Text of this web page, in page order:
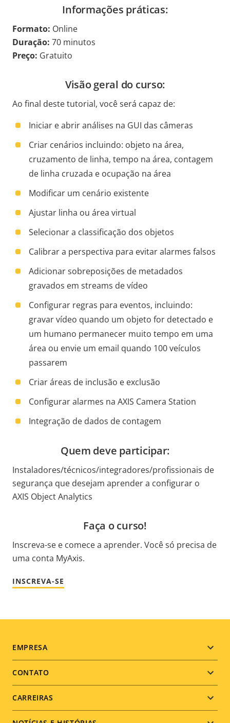
Informações práticas:
Formato: Online
Duração: 70 minutos
Preço: Gratuito
Visão geral do curso:
Ao final deste tutorial, você será capaz de:
Iniciar e abrir análises na GUI das câmeras
Criar cenários incluindo: objeto na área,
cruzamento de linha, tempo na área, contagem
de linha cruzada e ocupação na área
Modificar um cenário existente
Ajustar linha ou área virtual
Selecionar a classificação dos objetos
Calibrar a perspectiva para evitar alarmes falsos
Adicionar sobreposições de metadados
gravados em streams de vídeo
Configurar regras para eventos, incluindo:
gravar vídeo quando um objeto for detectado e
um humano permanecer muito tempo em uma
área ou envie um email quando 100 veículos
passarem
Criar áreas de inclusão e exclusão
Configurar alarmes na AXIS Camera Station
Integração de dados de contagem
Quem deve participar:
Instaladores/técnicos/integradores/profissionais de
segurança que desejam aprender a configurar o
AXIS Object Analytics
Faça o curso!
Inscreva-se e comece a aprender. Você só precisa de
uma conta MyAxis.
INSCREVA-SE
Footer
menu
EMPRESA
CONTATO
CARREIRAS